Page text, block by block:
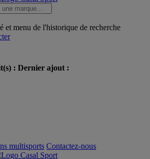
et menu de l'historique de recherche
: Dernier ajout :
multisports Contactez-nous